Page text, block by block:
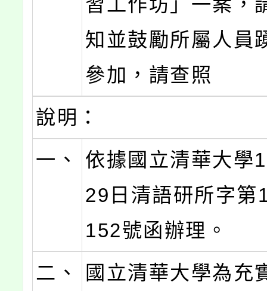
習工作坊」一案，
知並鼓勵所屬人員
參加，請查照
說明：
一、
依據國立清華大學
29日清語研所字第
152號函辦理。
二、
國立清華大學為充